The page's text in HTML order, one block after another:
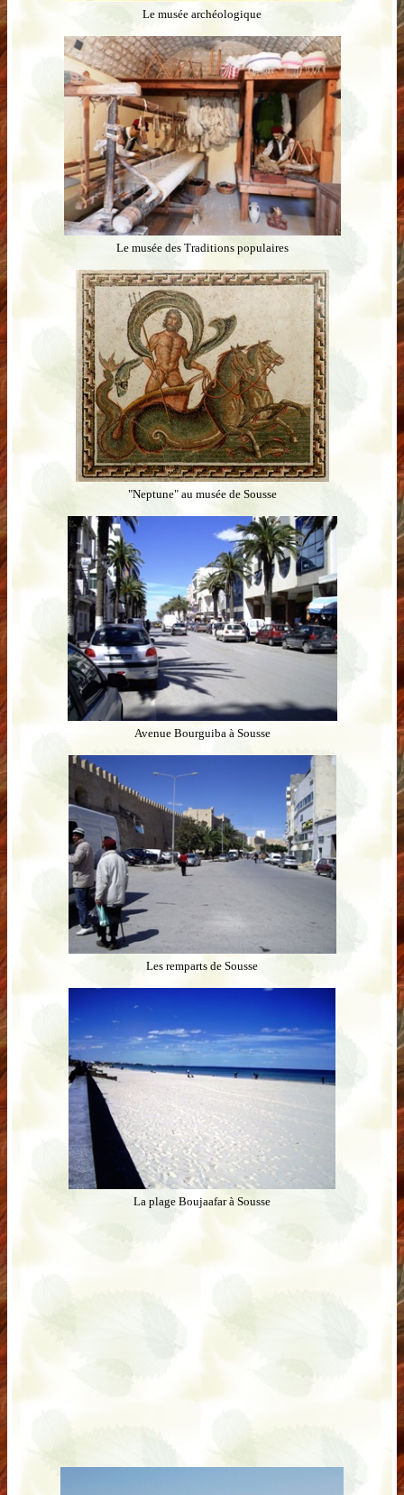
Le musée archéologique
Le musée des Traditions populaires
"Neptune" au musée de Sousse
Avenue Bourguiba à Sousse
Les remparts de Sousse
La plage Boujaafar à Sousse